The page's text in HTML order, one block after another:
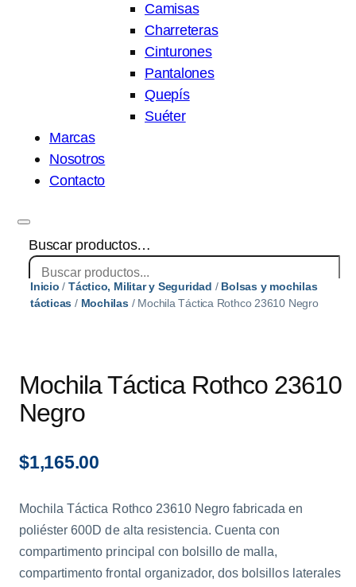
Camisas
Charreteras
Cinturones
Pantalones
Quepís
Suéter
Marcas
Nosotros
Contacto
Buscar productos…
×
Inicio /Táctico, Militar y Seguridad / Bolsas y mochilas
tácticas / Mochilas/ Mochila Táctica Rothco 23610 Negro
Mochila Táctica Rothco 23610
Negro
$1,165.00
Mochila Táctica Rothco 23610 Negro fabricada en
poliéster 600D de alta resistencia. Cuenta con
compartimento principal con bolsillo de malla,
compartimento frontal organizador, dos bolsillos laterales